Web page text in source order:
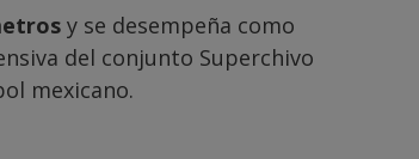
y se desempeña como
del conjunto Superchivo
mexicano.